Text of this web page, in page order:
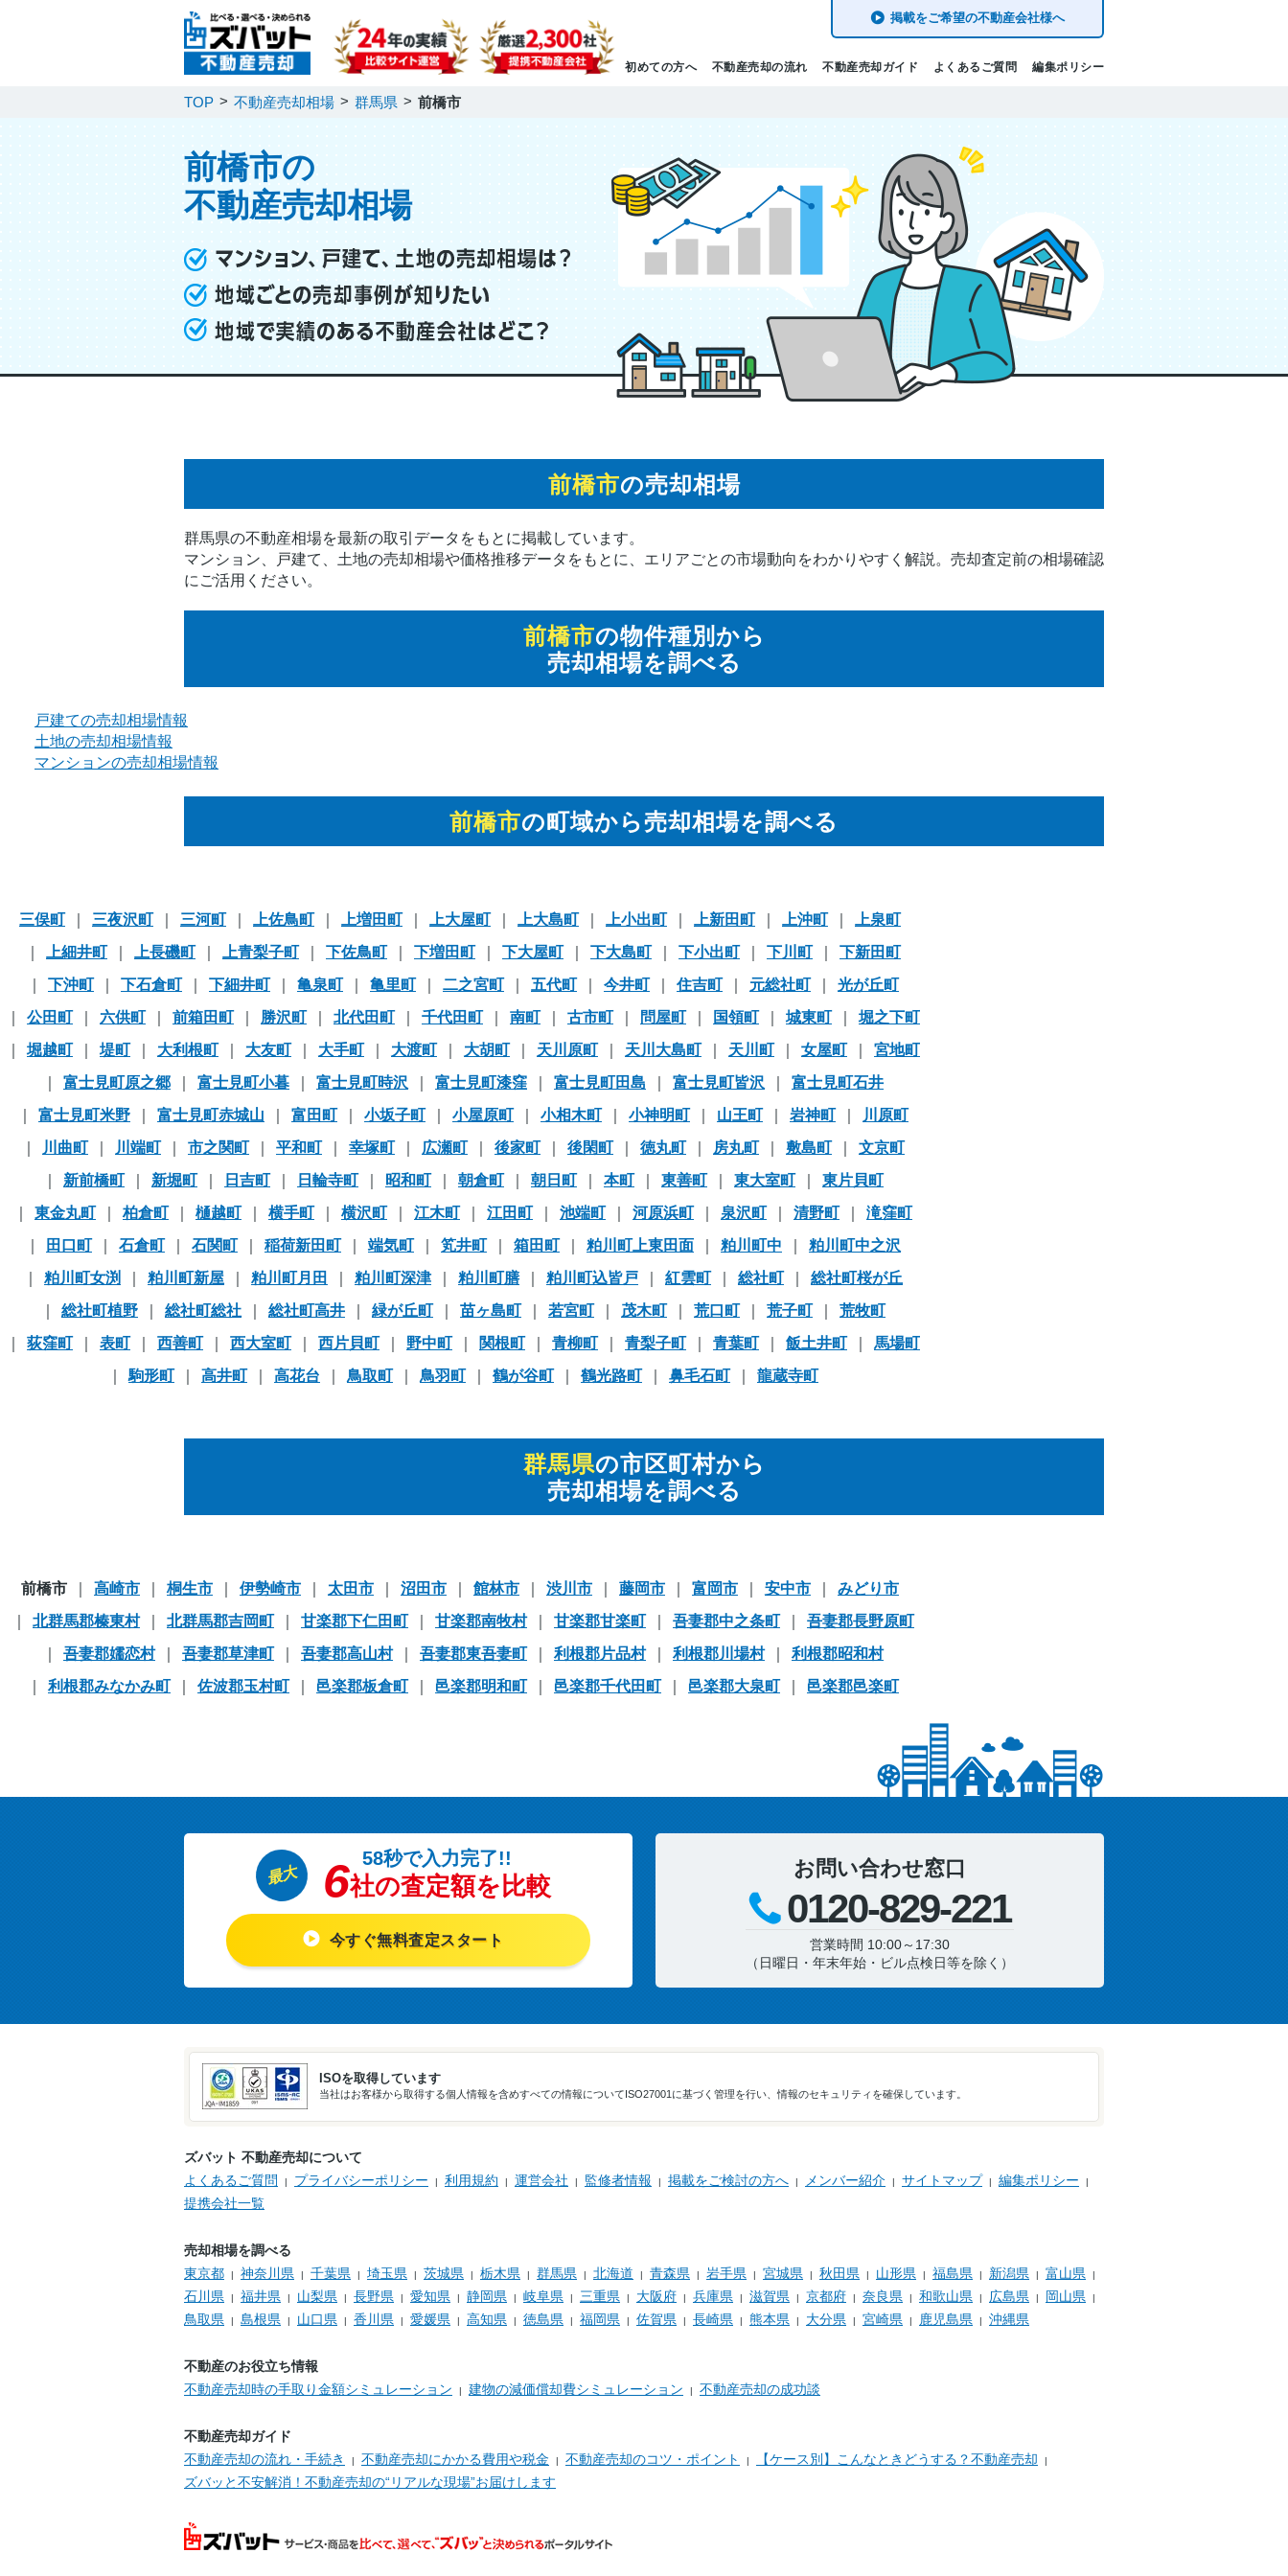
初めての方へ 不動産売却の流れ 不動産売却ガイド よくあるご質問 編集ポリシー
掲載をご希望の不動産会社様へ
TOP 不動産売却相場 群馬県 前橋市
前橋市の
不動産売却相場
前橋市の売却相場
群馬県の不動産相場を最新の取引データをもとに掲載しています。
マンション、戸建て、土地の売却相場や価格推移データをもとに、エリアごとの市場動向をわかりやすく解説。売却査定前の相場確認
にご活用ください。
前橋市の物件種別から
売却相場を調べる
戸建ての売却相場情報
土地の売却相場情報
マンションの売却相場情報
前橋市の町域から売却相場を調べる
三俣町 三夜沢町 三河町 上佐鳥町 上増田町 上大屋町 上大島町 上小出町 上新田町 上沖町
上泉町
上細井町
上長磯町 上青梨子町 下佐鳥町 下増田町 下大屋町 下大島町 下小出町 下川町
下新田町
下沖町
下石倉町 下細井町 亀泉町 亀里町 二之宮町 五代町 今井町 住吉町 元総社町
光が丘町
公田町
六供町 前箱田町 勝沢町 北代田町 千代田町 南町 古市町 問屋町 国領町 城東町
堀之下町
堀越町
堤町 大利根町 大友町 大手町 大渡町 大胡町 天川原町 天川大島町 天川町 女屋町
宮地町
富士見町原之郷
富士見町小暮 富士見町時沢 富士見町漆窪 富士見町田島 富士見町皆沢
富士見町石井
富士見町米野
富士見町赤城山 富田町 小坂子町 小屋原町 小相木町 小神明町 山王町 岩神町
川原町
川曲町
川端町 市之関町 平和町 幸塚町 広瀬町 後家町 後閑町 徳丸町 房丸町 敷島町
文京町
新前橋町
新堀町 日吉町 日輪寺町 昭和町 朝倉町 朝日町 本町 東善町 東大室町
東片貝町
東金丸町
柏倉町 樋越町 横手町 横沢町 江木町 江田町 池端町 河原浜町 泉沢町 清野町
滝窪町
田口町
石倉町 石関町 稲荷新田町 端気町 笂井町 箱田町 粕川町上東田面 粕川町中
粕川町中之沢
粕川町女渕
粕川町新屋 粕川町月田 粕川町深津 粕川町膳 粕川町込皆戸 紅雲町 総社町
総社町桜が丘
総社町植野
総社町総社 総社町高井 緑が丘町 苗ヶ島町 若宮町 茂木町 荒口町 荒子町
荒牧町
荻窪町
表町 西善町 西大室町 西片貝町 野中町 関根町 青柳町 青梨子町 青葉町 飯土井町
馬場町
駒形町
高井町 高花台 鳥取町 鳥羽町 鶴が谷町 鶴光路町 鼻毛石町 龍蔵寺町
群馬県の市区町村から
売却相場を調べる
前橋市 高崎市 桐生市 伊勢崎市 太田市 沼田市 館林市 渋川市 藤岡市 富岡市 安中市
みどり市
北群馬郡榛東村
北群馬郡吉岡町 甘楽郡下仁田町 甘楽郡南牧村 甘楽郡甘楽町 吾妻郡中之条町
吾妻郡長野原町
吾妻郡嬬恋村
吾妻郡草津町 吾妻郡高山村 吾妻郡東吾妻町 利根郡片品村 利根郡川場村
利根郡昭和村
利根郡みなかみ町
佐波郡玉村町 邑楽郡板倉町 邑楽郡明和町 邑楽郡千代田町 邑楽郡大泉町 邑楽郡邑楽町
58秒で入力完了!!
最大 6社の査定額を比較
今すぐ無料査定スタート
お問い合わせ窓口
0120-829-221
営業時間 10:00～17:30
（日曜日・年末年始・ビル点検日等を除く）
ISOを取得しています
当社はお客様から取得する個人情報を含めすべての情報についてISO27001に基づく管理を行い、情報のセキュリティを確保しています。
ズバット 不動産売却について
よくあるご質問
プライバシーポリシー 利用規約 運営会社 監修者情報 掲載をご検討の方へ メンバー紹介 サイトマップ
編集ポリシー
提携会社一覧
売却相場を調べる
東京都
神奈川県 千葉県 埼玉県 茨城県 栃木県 群馬県 北海道 青森県 岩手県 宮城県 秋田県 山形県 福島県 新潟県
富山県
石川県
福井県 山梨県 長野県 愛知県 静岡県 岐阜県 三重県 大阪府 兵庫県 滋賀県 京都府 奈良県 和歌山県 広島県
岡山県
鳥取県
島根県 山口県 香川県 愛媛県 高知県 徳島県 福岡県 佐賀県 長崎県 熊本県 大分県 宮崎県 鹿児島県 沖縄県
不動産のお役立ち情報
不動産売却時の手取り金額シミュレーション
建物の減価償却費シミュレーション 不動産売却の成功談
不動産売却ガイド
不動産売却の流れ・手続き
不動産売却にかかる費用や税金 不動産売却のコツ・ポイント
【ケース別】こんなときどうする？不動産売却
ズバッと不安解消！不動産売却の“リアルな現場”お届けします